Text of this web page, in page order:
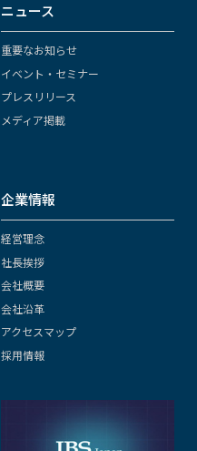
ニュース
重要なお知らせ
イベント・セミナー
プレスリリース
メディア掲載
企業情報
経営理念
社長挨拶
会社概要
会社沿革
アクセスマップ
採用情報